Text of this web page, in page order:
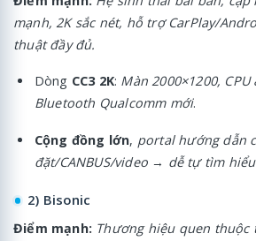
mạnh, 2K sắc nét, hỗ trợ CarPlay/
thuật đầy đủ.
Dòng CC3 2K: Màn 2000×1200, CPU
Bluetooth Qualcomm mới.
Cộng đồng lớn, portal hướng dẫn
đặt/CANBUS/video → dễ tự tìm
2) Bisonic
Điểm mạnh: Thương hiệu quen thuộc